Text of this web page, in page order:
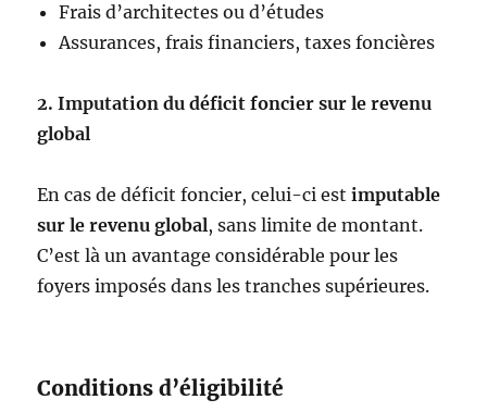
Frais d’architectes ou d’études
Assurances, frais financiers, taxes foncières
2. Imputation du déficit foncier sur le revenu
global
En cas de déficit foncier, celui-ci estimputable
sur le revenu global, sans limite de montant.
C’est là un avantage considérable pour les
foyers imposés dans les tranches supérieures.
Conditions d’éligibilité